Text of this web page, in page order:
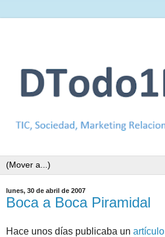
lunes, 30 de abril de 2007
Boca a Boca Piramidal
Hace unos días publicaba un artículo